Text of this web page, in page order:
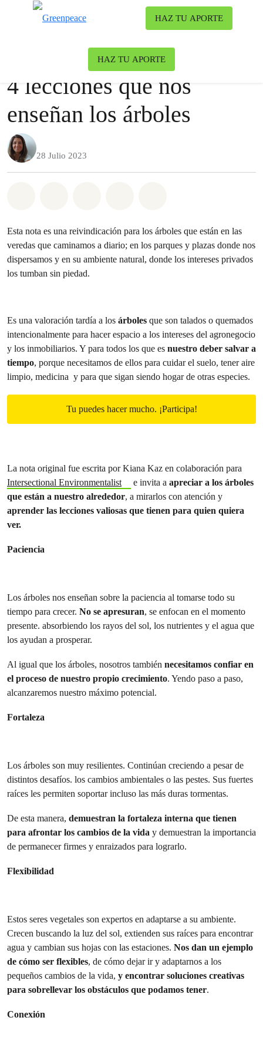
HAZ TU APORTE
HAZ TU APORTE
Bosques
4 lecciones que nos
enseñan los árboles
28 Julio 2023
Esta nota es una reivindicación para los árboles que están en las
veredas que caminamos a diario; en los parques y plazas donde nos
dispersamos y en su ambiente natural, donde los intereses privados
los tumban sin piedad.
Es una valoración tardía a los árboles que son talados o quemados
intencionalmente para hacer espacio a los intereses del agronegocio
y los inmobiliarios. Y para todos los que es nuestro deber salvar a
tiempo, porque necesitamos de ellos para cuidar el suelo, tener aire
limpio, medicina y para que sigan siendo hogar de otras especies.
Tu puedes hacer mucho. ¡Participa!
La nota original fue escrita por Kiana Kaz en colaboración para
Intersectional Environmentalist
e invita a apreciar a los árboles
que están a nuestro alrededor, a mirarlos con atención y
aprender las lecciones valiosas que tienen para quien quiera
ver.
Paciencia
Los árboles nos enseñan sobre la paciencia al tomarse todo su
tiempo para crecer. No se apresuran, se enfocan en el momento
presente. absorbiendo los rayos del sol, los nutrientes y el agua que
los ayudan a prosperar.
Al igual que los árboles, nosotros también necesitamos confiar en
el proceso de nuestro propio crecimiento. Yendo paso a paso,
alcanzaremos nuestro máximo potencial.
Fortaleza
Los árboles son muy resilientes. Continúan creciendo a pesar de
distintos desafíos. los cambios ambientales o las pestes. Sus fuertes
raíces les permiten soportar incluso las más duras tormentas.
De esta manera, demuestran la fortaleza interna que tienen
para afrontar los cambios de la vida y demuestran la importancia
de permanecer firmes y enraizados para lograrlo.
Flexibilidad
Estos seres vegetales son expertos en adaptarse a su ambiente.
Crecen buscando la luz del sol, extienden sus raíces para encontrar
agua y cambian sus hojas con las estaciones. Nos dan un ejemplo
de cómo ser flexibles, de cómo dejar ir y adaptarnos a los
pequeños cambios de la vida, y encontrar soluciones creativas
para sobrellevar los obstáculos que podamos tener.
Conexión